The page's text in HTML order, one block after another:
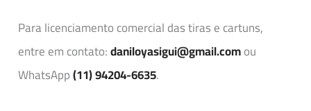
Para licenciamento comercial das tiras e cartuns,
entre em contato:daniloyasigui@gmail.comou
WhatsApp(11) 94204-6635.